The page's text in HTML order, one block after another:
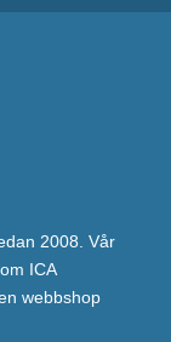
2008. Vår
ICA
webbshop